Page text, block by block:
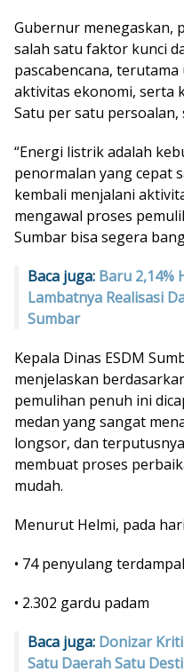
Gubernur menegaskan,
salah satu faktor kunci
pascabencana,
aktivitas ekonomi, serta
Satu per satu
“Energi listrik adalah
penormalan yang cepat
kembali menjalani
mengawal proses
Sumbar bisa segera
Baca juga: Baru 2,14%
Lambatnya Realisasi
Sumbar
Kepala Dinas ESDM
menjelaskan
pemulihan penuh ini
medan yang sangat
longsor, dan
membuat proses
mudah.
Menurut Helmi, pada
• 74 penyulang
• 2.302 gardu padam
Baca juga: Donizar
Satu Daerah Satu